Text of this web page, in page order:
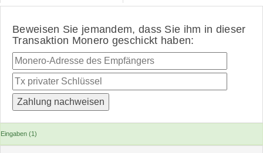
Beweisen Sie jemandem, dass Sie ihm in dieser
Transaktion Monero geschickt haben:
Eingaben (1)